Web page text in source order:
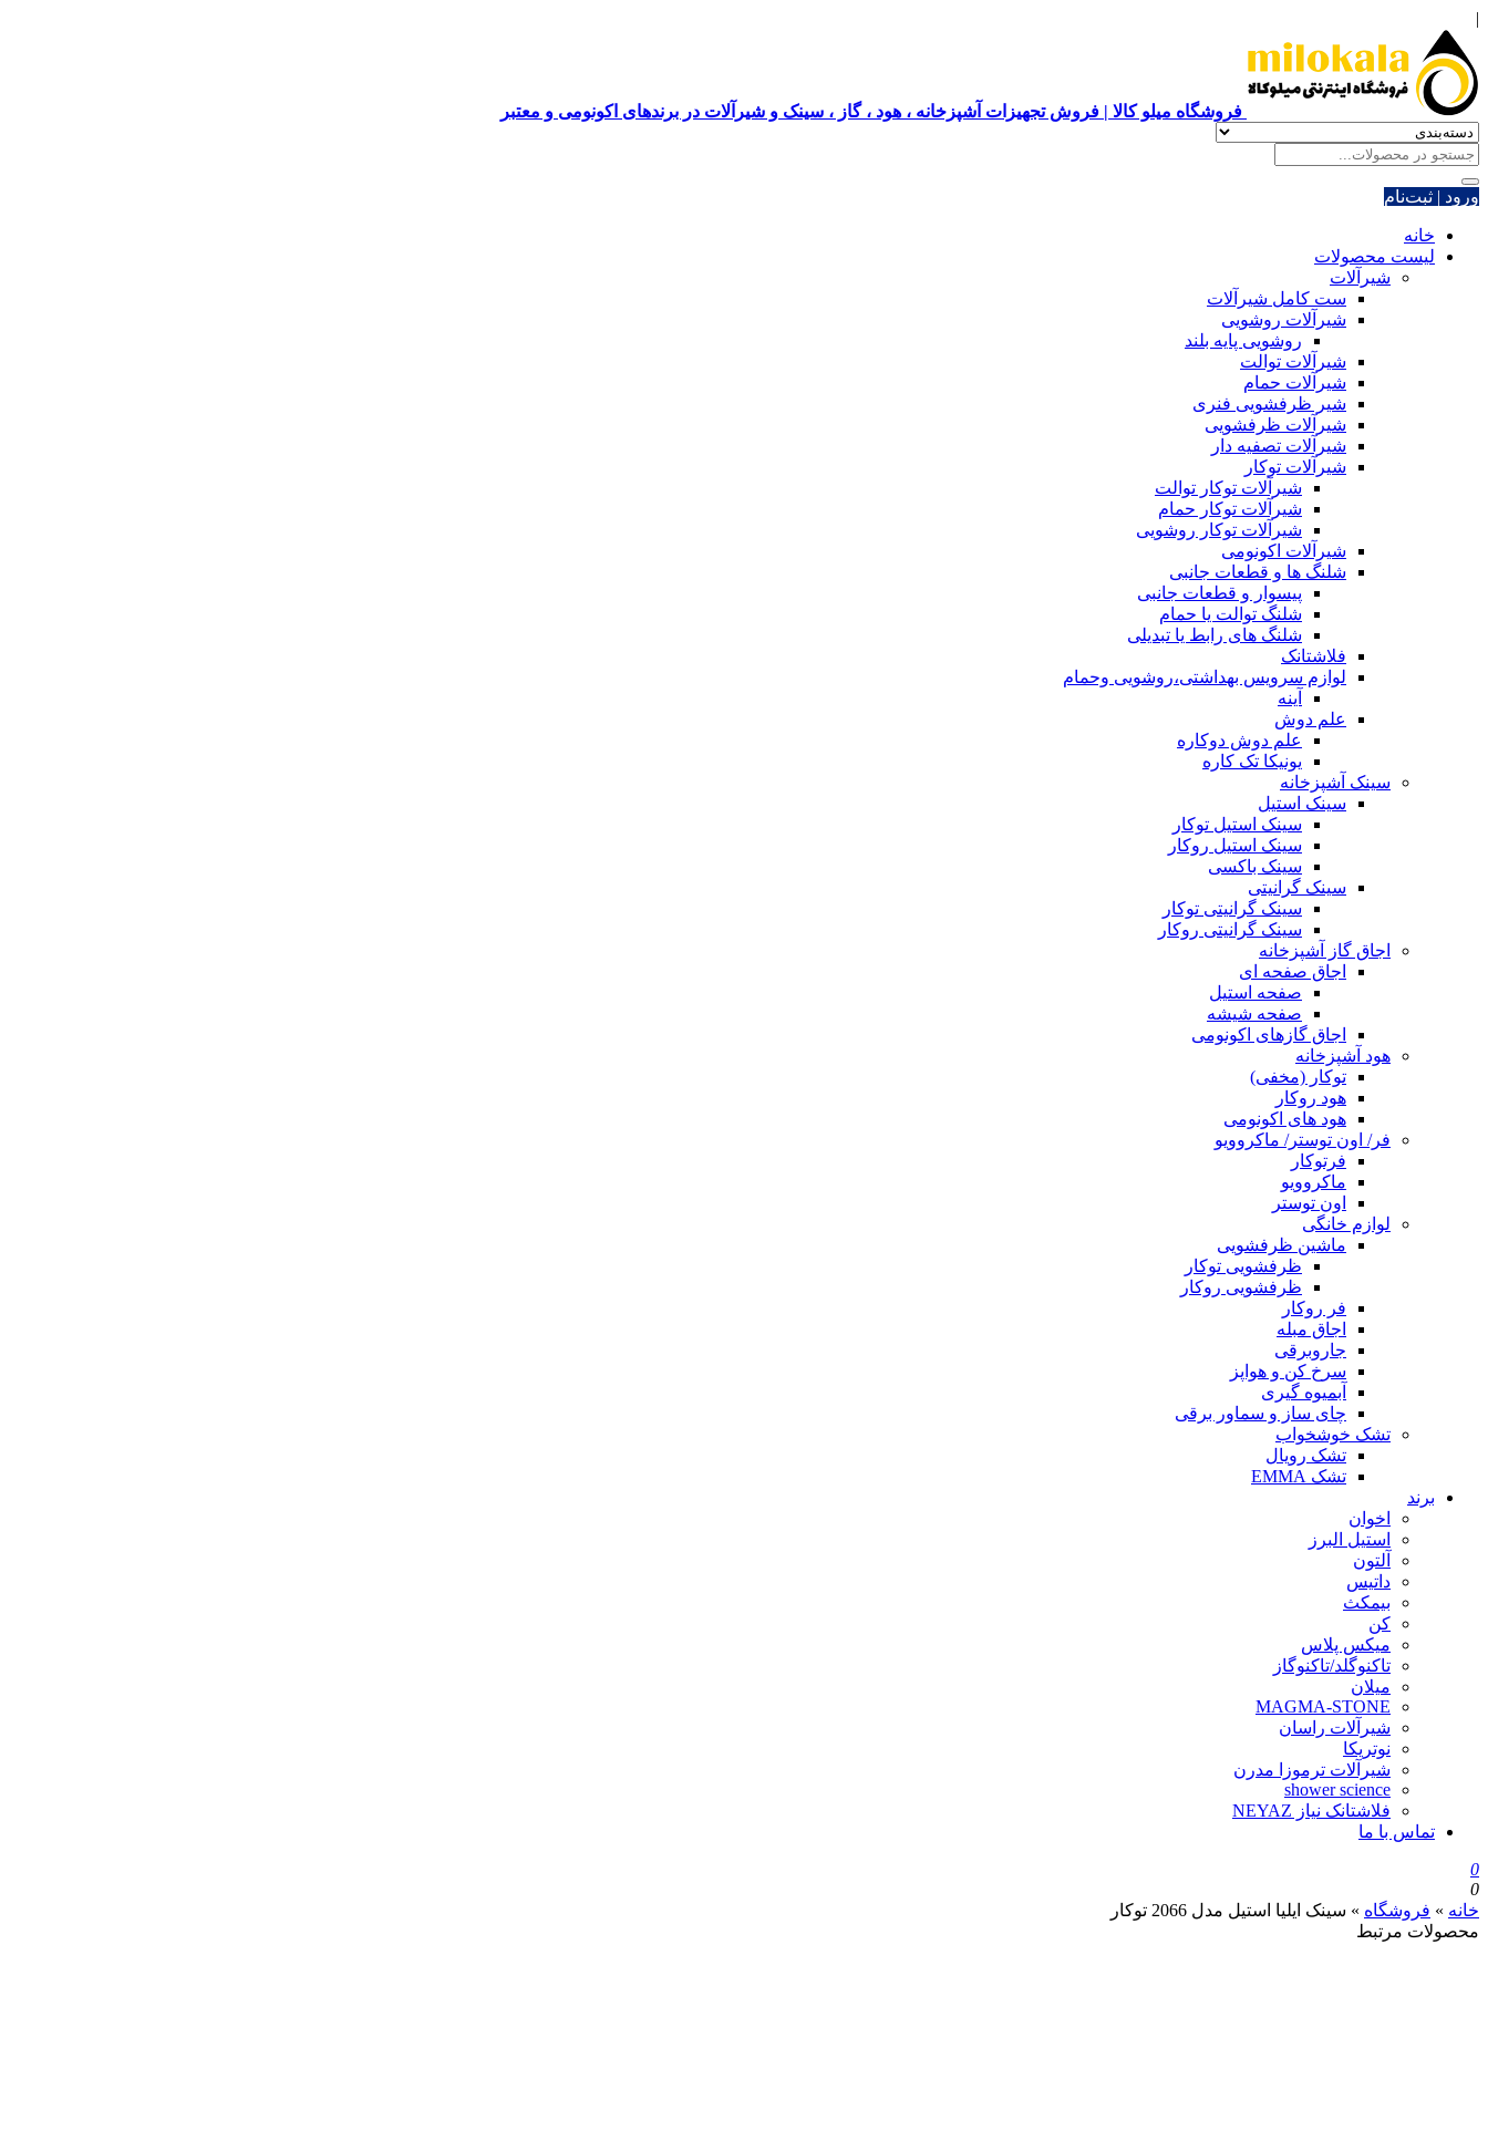
|
فروشگاه میلو کالا | فروش تجهیزات آشپزخانه ، هود ، گاز ، سینک و شیرآلات در برندهای اکونومی و معتبر
ورود | ثبت‌نام
خانه
لیست محصولات
شیرآلات
ست کامل شیرآلات
شیرآلات روشویی
روشویی پایه بلند
شیرآلات توالت
شیرآلات حمام
شیر ظرفشویی فنری
شیرآلات ظرفشویی
شیرآلات تصفیه دار
شیرآلات توکار
شیرآلات توکار توالت
شیرآلات توکار حمام
شیرآلات توکار روشویی
شیرآلات اکونومی
شلنگ ها و قطعات جانبی
پیسوار و قطعات جانبی
شلنگ توالت یا حمام
شلنگ های رابط یا تبدیلی
فلاشتانک
لوازم سرویس بهداشتی،روشویی وحمام
آینه
علم دوش
علم دوش دوکاره
یونیکا تک کاره
سینک آشپزخانه
سینک استیل
سینک استیل توکار
سینک استیل روکار
سینک باکسی
سینک گرانیتی
سینک گرانیتی توکار
سینک گرانیتی روکار
اجاق گاز آشپزخانه
اجاق صفحه ای
صفحه استیل
صفحه شیشه
اجاق گازهای اکونومی
هود آشپزخانه
توکار (مخفی)
هود روکار
هود های اکونومی
فر/ اون توستر/ ماکروویو
فرتوکار
ماکروویو
اون توستر
لوازم خانگی
ماشین ظرفشویی
ظرفشویی توکار
ظرفشویی روکار
فر روکار
اجاق مبله
جاروبرقی
سرخ کن و هواپز
آبمیوه گیری
چای ساز و سماور برقی
تشک خوشخواب
تشک رویال
تشک EMMA
برند
اخوان
استیل البرز
آلتون
داتیس
بیمکث
کن
میکس پلاس
تاکنوگلد/تاکنوگاز
میلان
MAGMA-STONE
شیرآلات راسان
نوتریکا
شیرآلات ترموزا مدرن
shower science
فلاشتانک نیاز NEYAZ
تماس با ما
0
0
خانه » فروشگاه » سینک ایلیا استیل مدل 2066 توکار
محصولات مرتبط